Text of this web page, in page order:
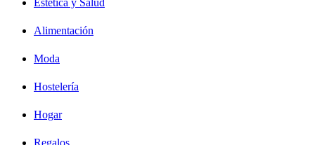
Estética y Salud
Alimentación
Moda
Hostelería
Hogar